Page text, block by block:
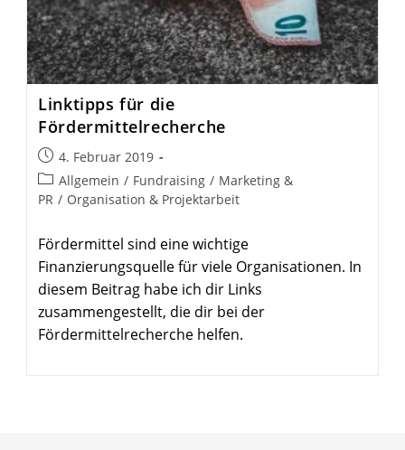
Link­tipps für die
Fördermittelrecherche
Beitrag
veröffentlicht:
4. Februar 2019
Beitrags-
Kategorie:
Allgemein / Fundraising / Marketing &
PR / Organisation & Projektarbeit
Fördermittel sind eine wichtige
Finanzierungsquelle für viele Organisationen. In
diesem Beitrag habe ich dir Links
zusammengestellt, die dir bei der
Fördermittelrecherche helfen.